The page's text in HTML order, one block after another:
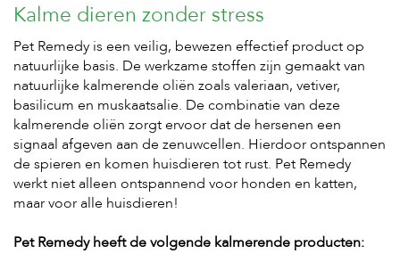
V
o
g
e
l
s
V
i
s
s
e
n
B
Kalme dieren zonder stress
Pet Remedy is een veilig, bewezen effectief product op
natuurlijke basis. De werkzame stoffen zijn gemaakt van
natuurlijke kalmerende oliën zoals valeriaan, vetiver,
basilicum en muskaatsalie. De combinatie van deze
kalmerende oliën zorgt ervoor dat de hersenen een
signaal afgeven aan de zenuwcellen. Hierdoor ontspannen
de spieren en komen huisdieren tot rust. Pet Remedy
werkt niet alleen ontspannend voor honden en katten,
maar voor alle huisdieren!
Pet Remedy heeft de volgende kalmerende producten: